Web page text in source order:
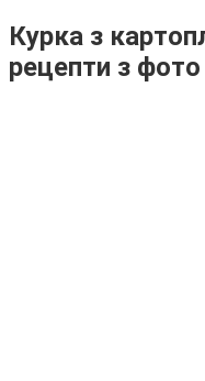
Курка з
рецепти з фото